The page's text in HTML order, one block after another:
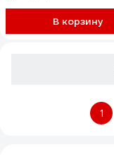
В корзину
1